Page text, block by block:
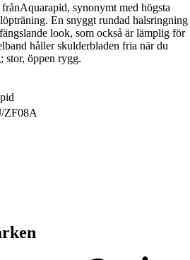
synonymt med högsta
En snyggt rundad halsringning
look, som också är lämplig för
håller skulderbladen fria när du
stor, öppen rygg.
ZF08A